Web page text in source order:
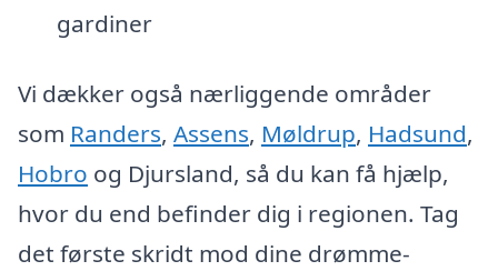
gardiner
Vi dækker også nærliggende områder
som Randers, Assens, Møldrup, Hadsund,
Hobro og Djursland, så du kan få hjælp,
hvor du end befinder dig i regionen. Tag
det første skridt mod dine drømme-